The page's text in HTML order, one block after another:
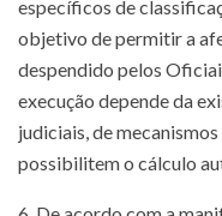
específicos de
objetivo de permitir a
despendido pelos
execução depende da
judiciais, de
possibilitem o cálculo